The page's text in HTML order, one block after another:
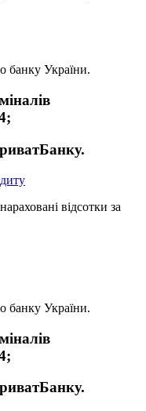
банку України.
відсотки за
банку України.